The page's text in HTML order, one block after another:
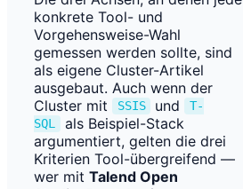
konkrete Tool- und
Vorgehensweise-Wahl
gemessen werden sollte, sind
als eigene Cluster-Artikel
ausgebaut. Auch wenn der
Cluster mit
SSIS und
T-
SQL
als Beispiel-Stack
argumentiert, gelten die drei
Kriterien Tool-übergreifend —
wer mit Talend Open